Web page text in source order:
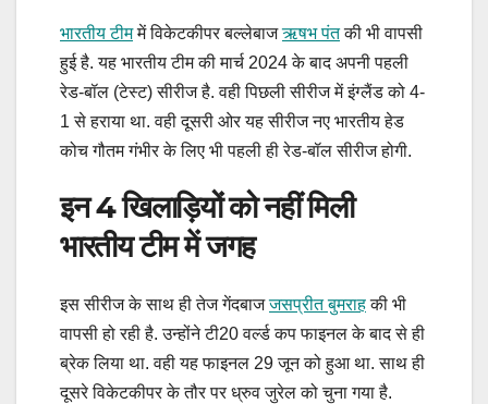
भारतीय टीममें विकेटकीपर बल्लेबाजऋषभ पंतकी भी वापसी
हुई है. यह भारतीय टीम की मार्च 2024 के बाद अपनी पहली
रेड-बॉल (टेस्ट) सीरीज है. वही पिछली सीरीज में इंग्लैंड को 4-
1 से हराया था. वही दूसरी ओर यह सीरीज नए भारतीय हेड
कोच गौतम गंभीर के लिए भी पहली ही रेड-बॉल सीरीज होगी.
इन 4 खिलाड़ियों को नहीं मिली
भारतीय टीम में जगह
इस सीरीज के साथ ही तेज गेंदबाजजसप्रीत बुमराहकी भी
वापसी हो रही है. उन्होंने टी20 वर्ल्ड कप फाइनल के बाद से ही
ब्रेक लिया था. वही यह फाइनल 29 जून को हुआ था. साथ ही
दूसरे विकेटकीपर के तौर पर ध्रुव जुरेल को चुना गया है.